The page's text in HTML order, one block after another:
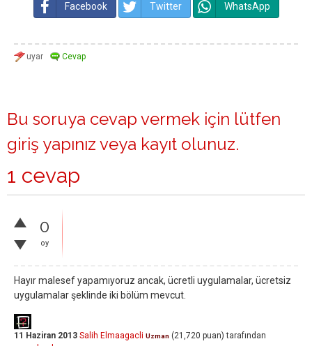
Facebook Twitter WhatsApp
Bu soruya cevap vermek için lütfen
giriş yapınız veya kayıt olunuz.
1 cevap
0
oy
Hayır malesef yapamıyoruz ancak, ücretli uygulamalar, ücretsiz
uygulamalar şeklinde iki bölüm mevcut.
11 Haziran 2013 Salih Elmaagacli Uzman (21,720 puan) tarafından